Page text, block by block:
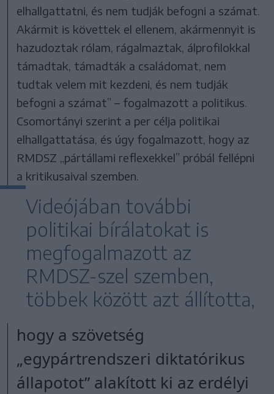
elhallgattatni, és nem tudják befogni a számat.
Akármit is követtek el ellenem, akármennyit is
hazudoztak rólam, rágalmaztak, álprofilokkal
támadtak, támadták a családomat, nem
tudtak velem mit kezdeni, és nem tudják
befogni a számat” – fogalmazott a politikus.
Csomortányi szerint a per célja politikai
elhallgattatása, és úgy fogalmazott, hogy az
RMDSZ „pártállami reflexekkel” próbál fellépni
a kritikusaival szemben.
Videójában további
politikai bírálatokat is
megfogalmazott az
RMDSZ-szel szemben,
többek között azt állította,
hogy a szövetség
„egypártrendszeri diktatórikus
állapotot” alakított ki az erdélyi